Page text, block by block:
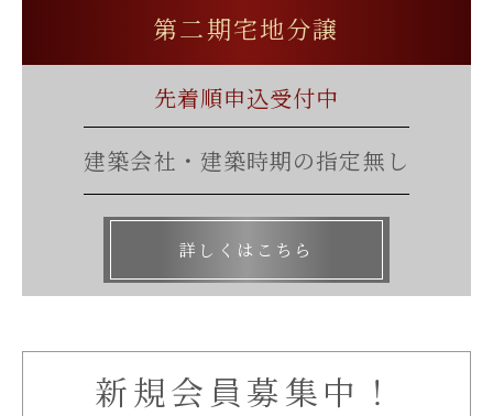
第二期宅地分譲
先着順申込受付中
建築会社・建築時期の指定無し
詳しくはこちら
新規会員募集中！